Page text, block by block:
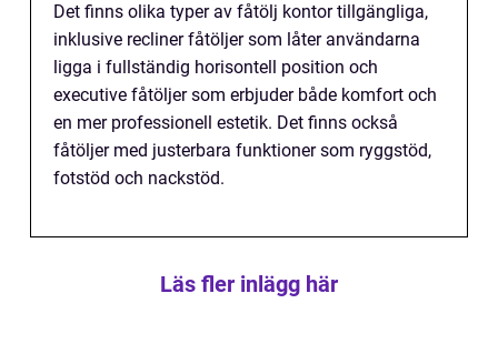
Det finns olika typer av fåtölj kontor tillgängliga,
inklusive recliner fåtöljer som låter användarna
ligga i fullständig horisontell position och
executive fåtöljer som erbjuder både komfort och
en mer professionell estetik. Det finns också
fåtöljer med justerbara funktioner som ryggstöd,
fotstöd och nackstöd.
Läs fler inlägg här